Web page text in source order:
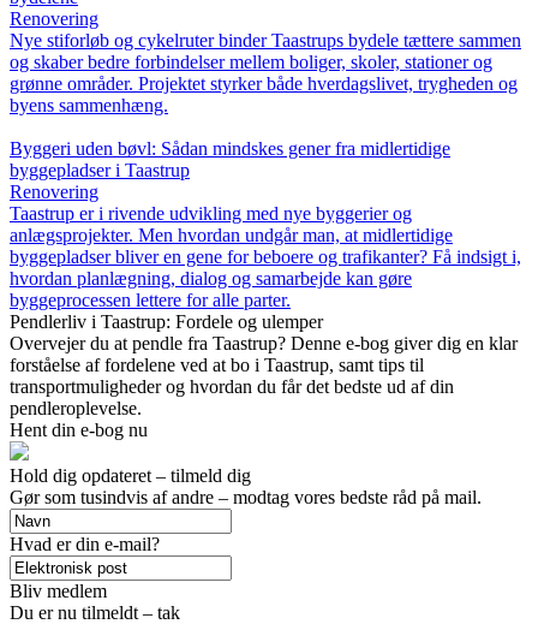
Renovering
Nye stiforløb og cykelruter binder Taastrups bydele tættere sammen
og skaber bedre forbindelser mellem boliger, skoler, stationer og
grønne områder. Projektet styrker både hverdagslivet, trygheden og
byens sammenhæng.
Byggeri uden bøvl: Sådan mindskes gener fra midlertidige
byggepladser i Taastrup
Renovering
Taastrup er i rivende udvikling med nye byggerier og
anlægsprojekter. Men hvordan undgår man, at midlertidige
byggepladser bliver en gene for beboere og trafikanter? Få indsigt i,
hvordan planlægning, dialog og samarbejde kan gøre
byggeprocessen lettere for alle parter.
Pendlerliv i Taastrup: Fordele og ulemper
Overvejer du at pendle fra Taastrup? Denne e-bog giver dig en klar
forståelse af fordelene ved at bo i Taastrup, samt tips til
transportmuligheder og hvordan du får det bedste ud af din
pendleroplevelse.
Hent din e-bog nu
Hold dig opdateret – tilmeld dig
Gør som tusindvis af andre – modtag vores bedste råd på mail.
Hvad er din e-mail?
Bliv medlem
Du er nu tilmeldt – tak